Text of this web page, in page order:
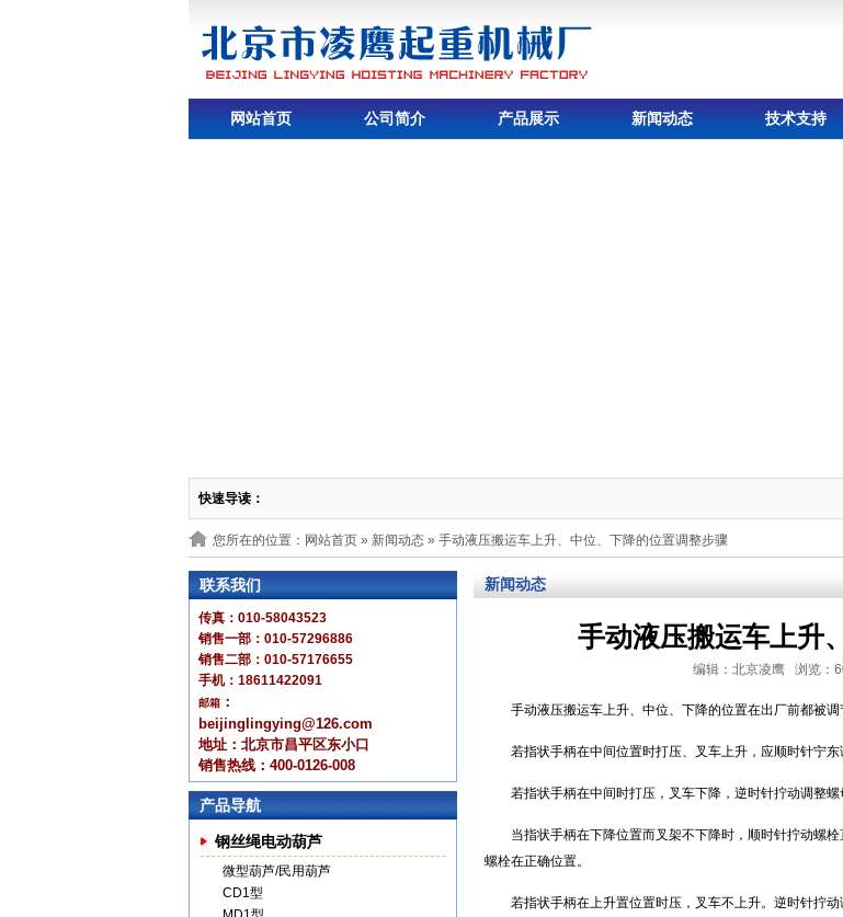
网站首页 公司简介 产品展示 新闻动态 技术支持
快速导读：
您所在的位置：网站首页 » 新闻动态 » 手动液压搬运车上升、中位、下降的位置调整步骤
联系我们
传真：010-58043523
销售一部：010-57296886
销售二部：010-57176655
手机：18611422091
邮箱 ：
beijinglingying@126.com
地址：北京市昌平区东小口
销售热线：400-0126-008
产品导航
钢丝绳电动葫芦
微型葫芦/民用葫芦
CD1型
新闻动态
手动液压搬运车上升
编辑：北京凌鹰 浏览：
手动液压搬运车上升、中位、下降的位置在出厂前都被
若指状手柄在中间位置时打压、叉车上升，应顺时针宁
若指状手柄在中间时打压，叉车下降，逆时针拧动调整螺
当指状手柄在下降位置而叉架不下降时，顺时针拧动螺
螺栓在正确位置。
若指状手柄在上升置位置时压，叉车不上升。逆时针拧